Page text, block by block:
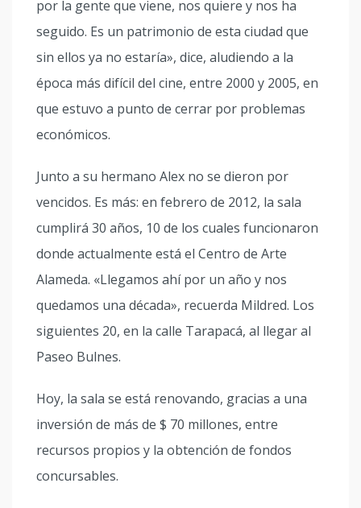
por la gente que viene, nos quiere y nos ha
seguido. Es un patrimonio de esta ciudad que
sin ellos ya no estaría», dice, aludiendo a la
época más difícil del cine, entre 2000 y 2005, en
que estuvo a punto de cerrar por problemas
económicos.
Junto a su hermano Alex no se dieron por
vencidos. Es más: en febrero de 2012, la sala
cumplirá 30 años, 10 de los cuales funcionaron
donde actualmente está el Centro de Arte
Alameda. «Llegamos ahí por un año y nos
quedamos una década», recuerda Mildred. Los
siguientes 20, en la calle Tarapacá, al llegar al
Paseo Bulnes.
Hoy, la sala se está renovando, gracias a una
inversión de más de $ 70 millones, entre
recursos propios y la obtención de fondos
concursables.